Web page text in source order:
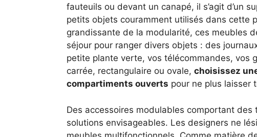
fauteuils ou devant un canapé, il s’agit d’un
petits objets couramment utilisés dans cette
grandissante de la modularité, ces meubles
séjour pour ranger divers objets : des
petite plante verte, vos télécommandes, vos
carrée, rectangulaire ou ovale, choisissez
compartiments ouverts pour ne plus laisser
Des accessoires modulables comportant
solutions envisageables. Les designers ne